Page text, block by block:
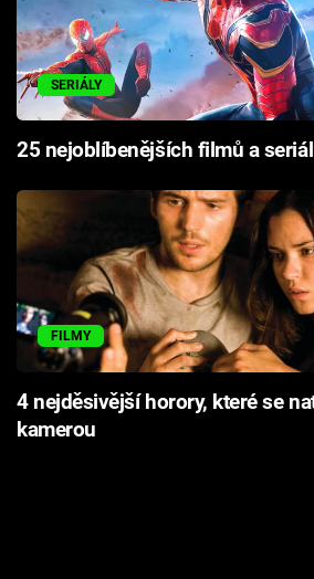
SERIÁLY
25 nejoblíbenějších filmů a
FILMY
4 nejděsivější horory, které se
kamerou